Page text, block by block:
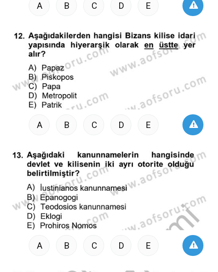
A B C D E
A B C D E
A B C D E